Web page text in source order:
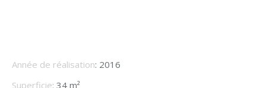
Année de réalisation: 2016
Superficie: 34 m²